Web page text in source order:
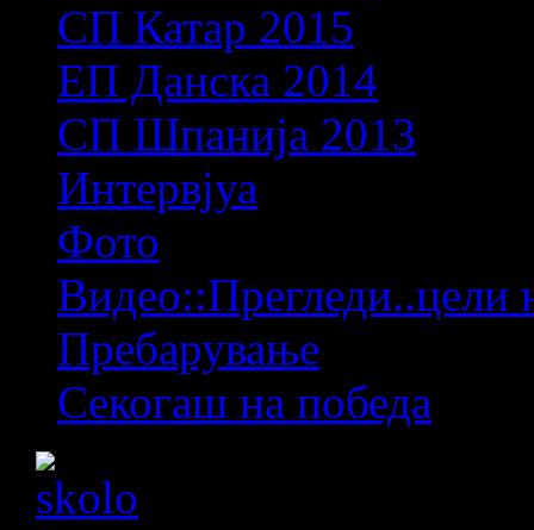
СП Катар 2015
ЕП Данска 2014
СП Шпанија 2013
Интервјуа
Фото
Видео::Прегледи..цели
Пребарување
Секогаш на победа